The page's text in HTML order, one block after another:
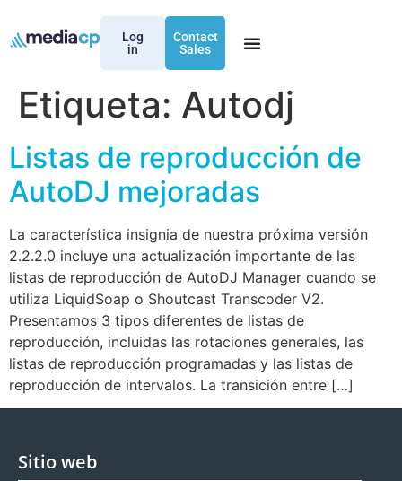
Log
in
Contact
Sales
Etiqueta: Autodj
Listas de reproducción de
AutoDJ mejoradas
La característica insignia de nuestra próxima versión
2.2.2.0 incluye una actualización importante de las
listas de reproducción de AutoDJ Manager cuando se
utiliza LiquidSoap o Shoutcast Transcoder V2.
Presentamos 3 tipos diferentes de listas de
reproducción, incluidas las rotaciones generales, las
listas de reproducción programadas y las listas de
reproducción de intervalos. La transición entre […]
Sitio web